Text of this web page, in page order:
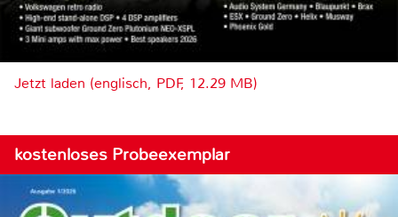
Jetzt laden (englisch, PDF, 12.29 MB)
kostenloses Probeexemplar